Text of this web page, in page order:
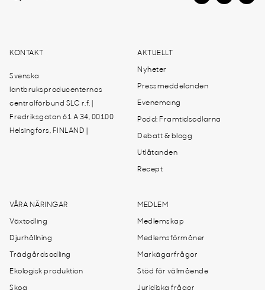
KONTAKT
Svenska
lantbruksproducenternas
centralförbund SLC r.f. |
Fredriksgatan 61 A 34, 00100
Helsingfors, FINLAND |
AKTUELLT
Nyheter
Pressmeddelanden
Evenemang
Podd: Framtidsodlarna
Debatt & blogg
Utlåtanden
Recept
VÅRA NÄRINGAR
Växtodling
Djurhållning
Trädgårdsodling
Ekologisk produktion
Skog
MEDLEM
Medlemskap
Medlemsförmåner
Markägarfrågor
Stöd för välmående
Juridiska frågor